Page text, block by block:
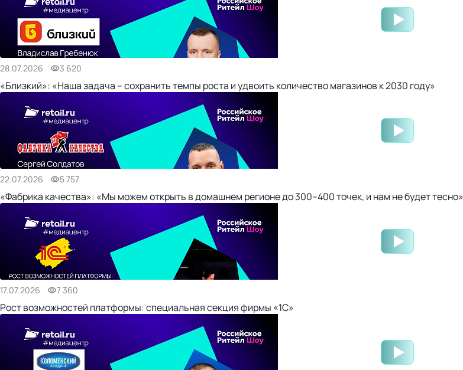
28.07.2026 3 620
«Близкий»: «Наша задача – сохранить темпы роста и удвоить количество магазинов к 2030 году»
22.07.2026 5 757
«Фабрика качества»: «Мы можем открыть в домашнем регионе до 300–400 точек, и нам не будет тесно»
17.07.2026 7 360
Рост возможностей платформы: специальная секция фирмы «1С»